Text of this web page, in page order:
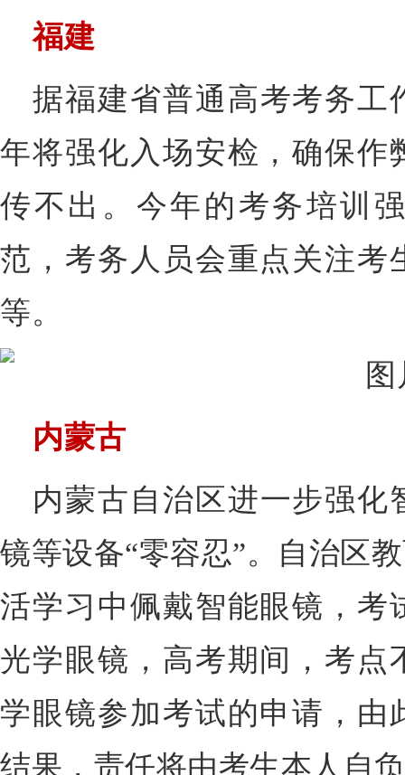
福建
据福建省普通高考考务工
年将强化入场安检，确保作
传不出。今年的考务培训
范，考务人员会重点关注考
等。
内蒙古
内蒙古自治区进一步强
镜等设备“零容忍”。自治区
活学习中佩戴智能眼镜，考
光学眼镜，高考期间，考点
学眼镜参加考试的申请，由
结果，责任将由考生本人自